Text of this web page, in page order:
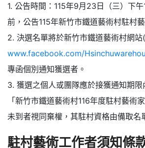
1. 公告時間：115年9月23日（三）下
前，公告115年新竹市鐵道藝術村駐村
2. 決選名單將於新竹市鐵道藝術村網站
www.facebook.com/
專函個別通知獲選者。
3. 獲選之個人或團隊應於接獲通知期
「新竹市鐵道藝術村116年度駐村藝術
未到者視同棄權，其駐村資格由備取名
駐村藝術工作者須知條